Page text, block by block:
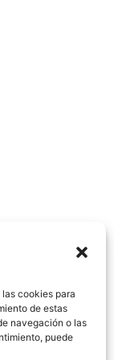
cookies para
de estas
navegación o las
puede